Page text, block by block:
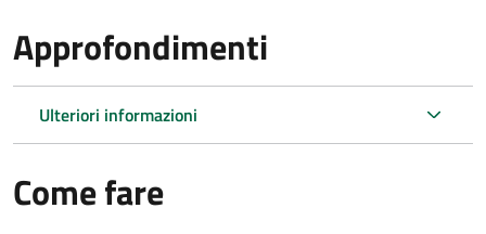
Approfondimenti
Ulteriori informazioni
Come fare